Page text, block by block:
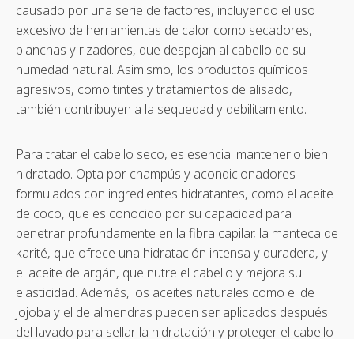
causado por una serie de factores, incluyendo el uso
excesivo de herramientas de calor como secadores,
planchas y rizadores, que despojan al cabello de su
humedad natural. Asimismo, los productos químicos
agresivos, como tintes y tratamientos de alisado,
también contribuyen a la sequedad y debilitamiento.
Para tratar el cabello seco, es esencial mantenerlo bien
hidratado. Opta por champús y acondicionadores
formulados con ingredientes hidratantes, como el aceite
de coco, que es conocido por su capacidad para
penetrar profundamente en la fibra capilar, la manteca de
karité, que ofrece una hidratación intensa y duradera, y
el aceite de argán, que nutre el cabello y mejora su
elasticidad. Además, los aceites naturales como el de
jojoba y el de almendras pueden ser aplicados después
del lavado para sellar la hidratación y proteger el cabello